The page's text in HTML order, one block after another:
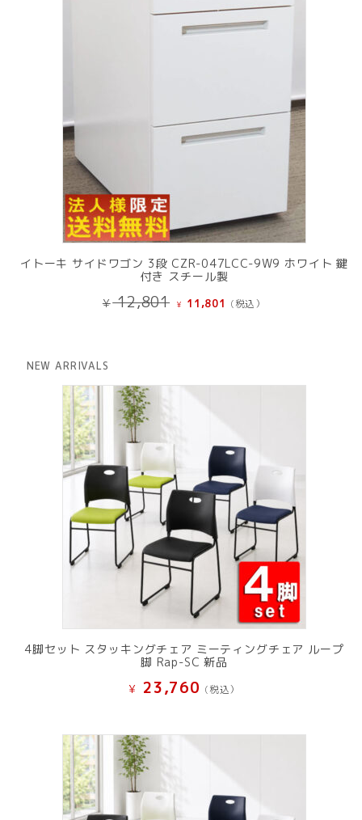
イトーキ サイドワゴン 3段 CZR-047LCC-9W9 ホワイト 鍵
付き スチール製
¥12,801
元
¥ 11,801 現
(税込）
NEW ARRIVALS
4脚セット スタッキングチェア ミーティングチェア ループ
脚 Rap-SC 新品
¥ 23,760 (税込）